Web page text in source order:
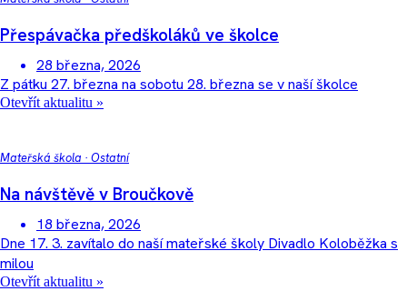
Přespávačka předškoláků ve školce
28 března, 2026
Z pátku 27. března na sobotu 28. března se v naší školce
Otevřít aktualitu »
Mateřská škola · Ostatní
Na návštěvě v Broučkově
18 března, 2026
Dne 17. 3. zavítalo do naší mateřské školy Divadlo Koloběžka s
milou
Otevřít aktualitu »